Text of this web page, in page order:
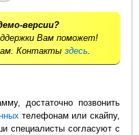
версии?
Вам поможет!
Контакты здесь
достаточно позвонить
телефонам или скайпу,
специалисты согласуют с